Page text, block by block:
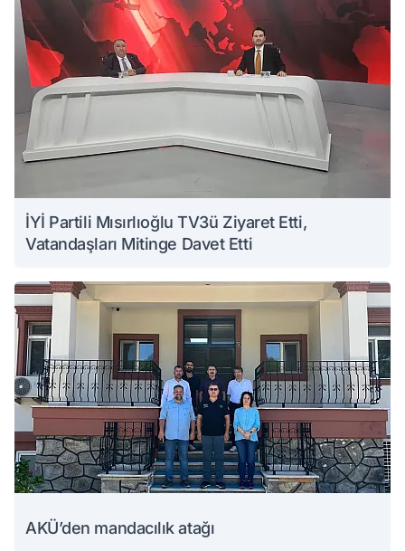
İYİ Partili Mısırlıoğlu TV3ü Ziyaret Etti,
Vatandaşları Mitinge Davet Etti
AKÜ’den mandacılık atağı